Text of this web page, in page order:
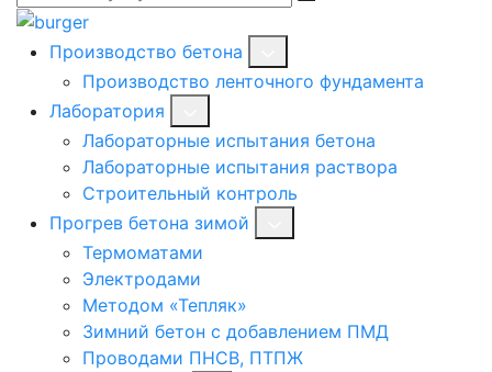
Производство бетона
Производство ленточного фундамента
Лаборатория
Лабораторные испытания бетона
Лабораторные испытания раствора
Строительный контроль
Прогрев бетона зимой
Термоматами
Электродами
Методом «Тепляк»
Зимний бетон с добавлением ПМД
Проводами ПНСВ, ПТПЖ